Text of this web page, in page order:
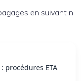
en suivant n
procédures ETA